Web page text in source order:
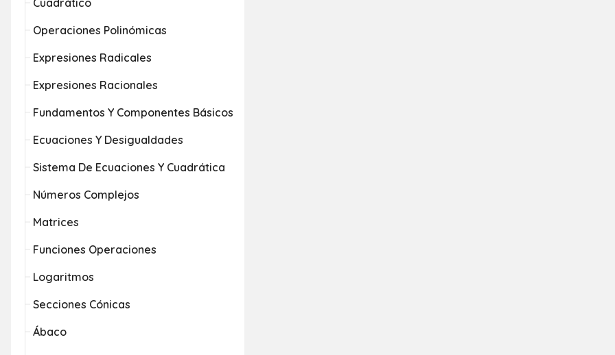
Cuadrático
Operaciones Polinómicas
Expresiones Radicales
Expresiones Racionales
Fundamentos Y Componentes Básicos
Ecuaciones Y Desigualdades
Sistema De Ecuaciones Y Cuadrática
Números Complejos
Matrices
Funciones Operaciones
Logaritmos
Secciones Cónicas
Ábaco